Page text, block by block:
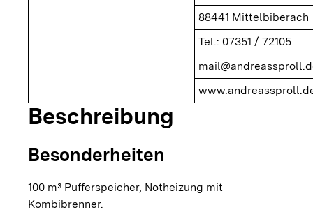
88441 Mittelbiberach
Tel.: 07351 / 72105
Beschreibung
Besonderheiten
100 m³ Pufferspeicher, Notheizung mit
Kombibrenner.